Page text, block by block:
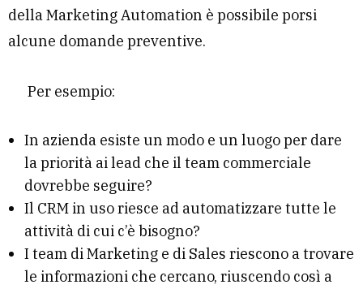
della Marketing Automation è possibile porsi
alcune domande preventive.
Per esempio:
In azienda esiste un modo e un luogo per dare
la priorità ai lead che il team commerciale
dovrebbe seguire?
Il CRM in uso riesce ad automatizzare tutte le
attività di cui c’è bisogno?
I team di Marketing e di Sales riescono a trovare
le informazioni che cercano, riuscendo così a